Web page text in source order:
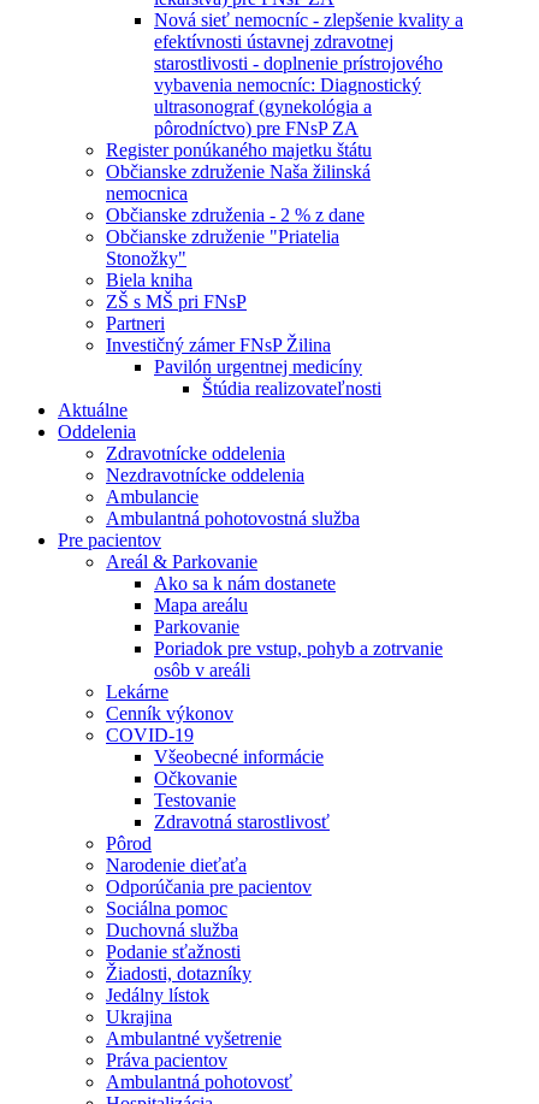
Nová sieť nemocníc - zlepšenie kvality a
efektívnosti ústavnej zdravotnej
starostlivosti - doplnenie prístrojového
vybavenia nemocníc: Diagnostický
ultrasonograf (gynekológia a
pôrodníctvo) pre FNsP ZA
Register ponúkaného majetku štátu
Občianske združenie Naša žilinská
nemocnica
Občianske združenia - 2 % z dane
Občianske združenie "Priatelia
Stonožky"
Biela kniha
ZŠ s MŠ pri FNsP
Partneri
Investičný zámer FNsP Žilina
Pavilón urgentnej medicíny
Štúdia realizovateľnosti
Aktuálne
Oddelenia
Zdravotnícke oddelenia
Nezdravotnícke oddelenia
Ambulancie
Ambulantná pohotovostná služba
Pre pacientov
Areál & Parkovanie
Ako sa k nám dostanete
Mapa areálu
Parkovanie
Poriadok pre vstup, pohyb a zotrvanie
osôb v areáli
Lekárne
Cenník výkonov
COVID-19
Všeobecné informácie
Očkovanie
Testovanie
Zdravotná starostlivosť
Pôrod
Narodenie dieťaťa
Odporúčania pre pacientov
Sociálna pomoc
Duchovná služba
Podanie sťažnosti
Žiadosti, dotazníky
Jedálny lístok
Ukrajina
Ambulantné vyšetrenie
Práva pacientov
Ambulantná pohotovosť